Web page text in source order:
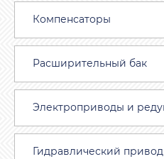
Компенсаторы
Расширительный бак
Электроприводы и
Гидравлический